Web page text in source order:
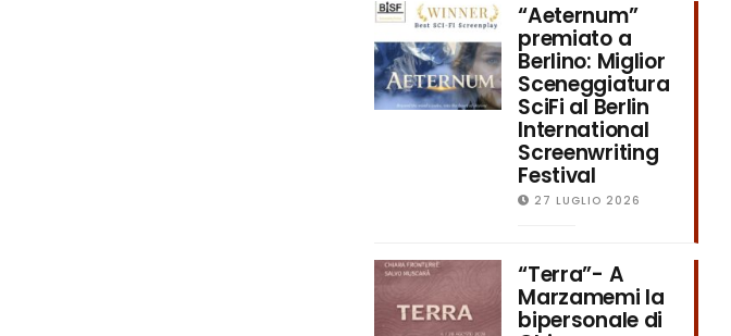
“Aeternum”
premiato a
Berlino: Miglior
Sceneggiatura
SciFi al Berlin
International
Screenwriting
Festival
27 LUGLIO 2026
“Terra”- A
Marzamemi la
bipersonale di